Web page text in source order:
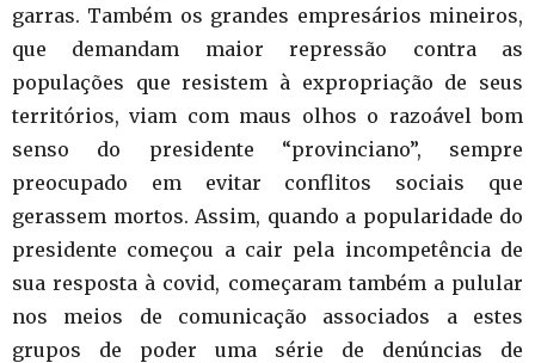
garras. Também os grandes empresários mineiros,
que demandam maior repressão contra as
populações que resistem à expropriação de seus
territórios, viam com maus olhos o razoável bom
senso do presidente “provinciano”, sempre
preocupado em evitar conflitos sociais que
gerassem mortos. Assim, quando a popularidade do
presidente começou a cair pela incompetência de
sua resposta à covid, começaram também a pulular
nos meios de comunicação associados a estes
grupos de poder uma série de denúncias de